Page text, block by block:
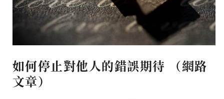
如何停止對他人的錯誤期待 （網路
文章）